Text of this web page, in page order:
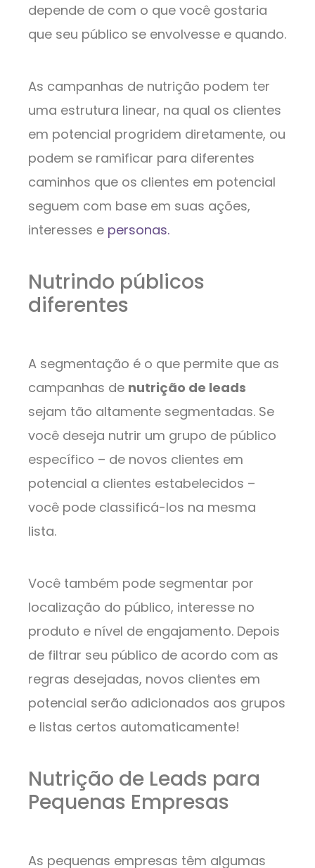
depende de com o que você gostaria
que seu público se envolvesse e quando.
As campanhas de nutrição podem ter
uma estrutura linear, na qual os clientes
em potencial progridem diretamente, ou
podem se ramificar para diferentes
caminhos que os clientes em potencial
seguem com base em suas ações,
interesses e personas.
Nutrindo públicos
diferentes
A segmentação é o que permite que as
campanhas de nutrição de leads
sejam tão altamente segmentadas. Se
você deseja nutrir um grupo de público
específico – de novos clientes em
potencial a clientes estabelecidos –
você pode classificá-los na mesma
lista.
Você também pode segmentar por
localização do público, interesse no
produto e nível de engajamento. Depois
de filtrar seu público de acordo com as
regras desejadas, novos clientes em
potencial serão adicionados aos grupos
e listas certos automaticamente!
Nutrição de Leads para
Pequenas Empresas
As pequenas empresas têm algumas